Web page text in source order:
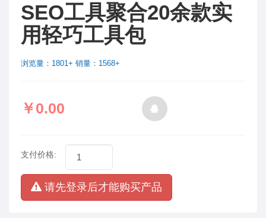
SEO工具聚合20余款实
用轻巧工具包
浏览量：1801+ 销量：1568+
￥0.00
支付价格:
请先登录后才能购买产品